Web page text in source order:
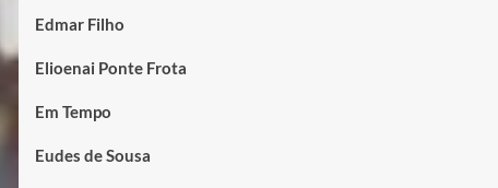
Edmar Filho
Elioenai Ponte Frota
Em Tempo
Eudes de Sousa